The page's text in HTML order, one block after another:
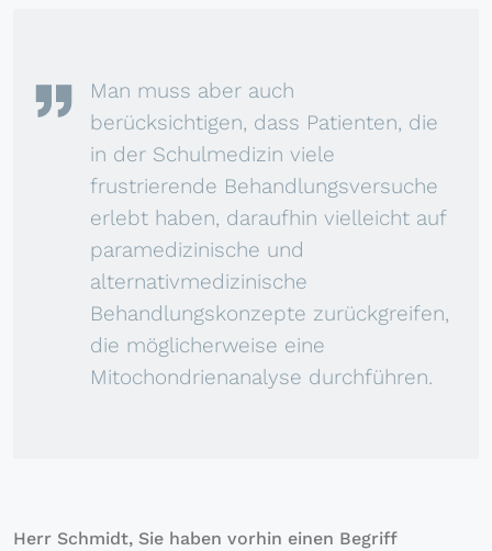
Man muss aber auch
berücksichtigen, dass Patienten, die
in der Schulmedizin viele
frustrierende Behandlungsversuche
erlebt haben, daraufhin vielleicht auf
paramedizinische und
alternativmedizinische
Behandlungskonzepte zurückgreifen,
die möglicherweise eine
Mitochondrienanalyse durchführen.
Herr Schmidt, Sie haben vorhin einen Begriff